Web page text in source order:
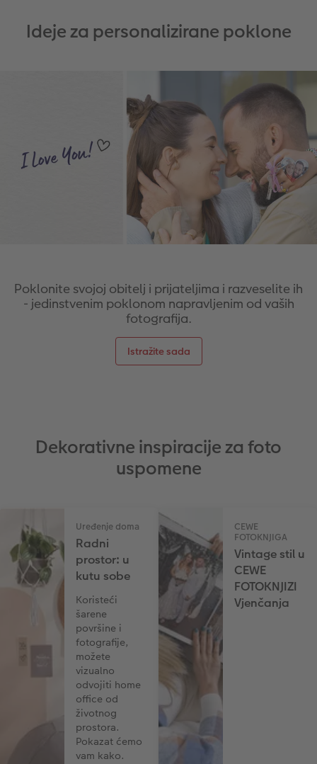
Ideje za personalizirane poklone
Poklonite svojoj obitelj i prijateljima i razveselite ih
- jedinstvenim poklonom napravljenim od vaših
fotografija.
Istražite sada
Dekorativne inspiracije za foto
uspomene
Uređenje doma
Radni
prostor: u
kutu sobe
Koristeći
šarene
površine i
fotografije,
možete
vizualno
odvojiti home
office od
životnog
prostora.
Pokazat ćemo
vam kako.
CEWE
FOTOKNJIGA
Vintage stil u
CEWE
FOTOKNJIZI
Vjenčanja